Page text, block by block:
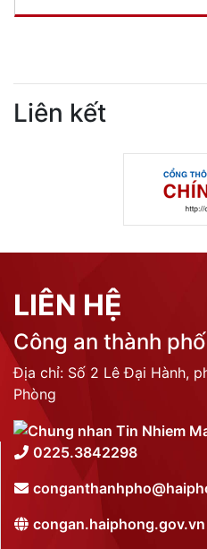
Liên kết
LIÊN HỆ
Công an thành
Địa chỉ: Số 2 Lê Đại Hành,
Phòng
0225.3842298
congan.haiphong.gov.vn